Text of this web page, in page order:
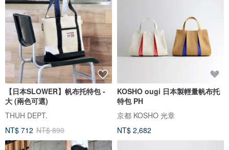
【日本SLOWER】帆布托特包 -
大 (兩色可選)
THUH DEPT.
NT$ 712 NT$ 890
KOSHO ougi 日本製輕量帆布托
特包 PH
京都 KOSHO 光章
NT$ 2,682